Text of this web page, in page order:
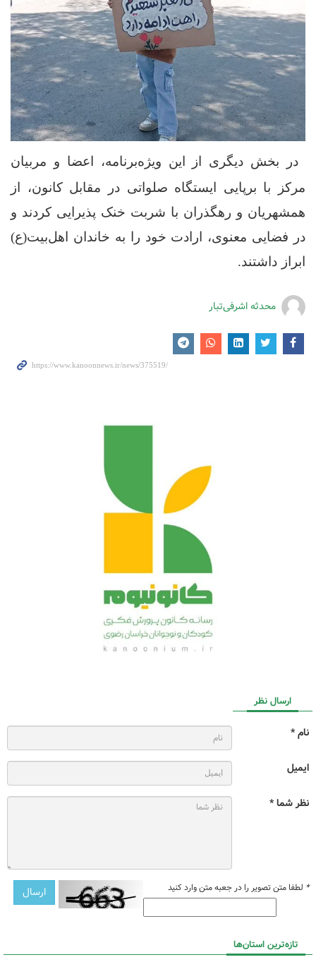
در بخش دیگری از این ویژه‌برنامه، اعضا و مربیان
مرکز با برپایی ایستگاه صلواتی در مقابل کانون، از
همشهریان و رهگذران با شربت خنک پذیرایی کردند و
در فضایی معنوی، ارادت خود را به خاندان اهل‌بیت(ع)
ابراز داشتند.
محدثه اشرفی‌تبار
ارسال نظر
نام *
ایمیل
نظر شما *
* لطفا متن تصویر را در جعبه متن وارد کنید
تازه‌ترین استان‌ها